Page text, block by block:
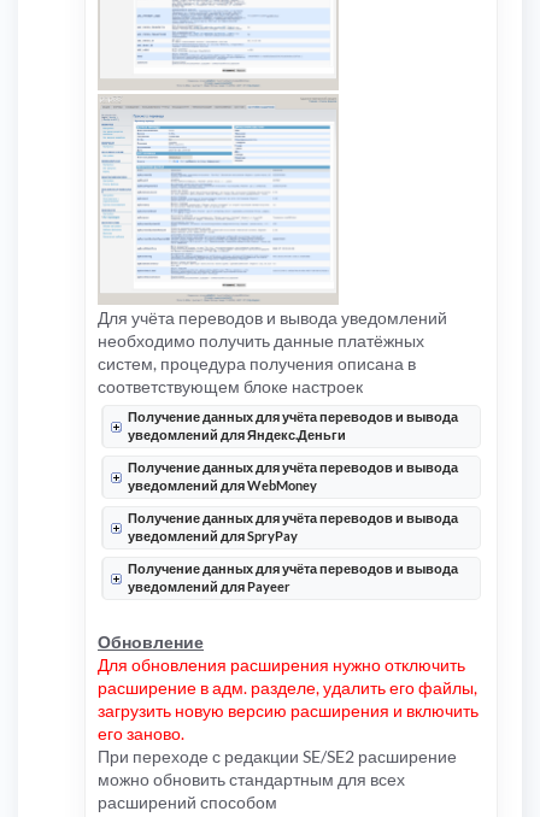
Для учёта переводов и вывода уведомлений
необходимо получить данные платёжных
систем, процедура получения описана в
соответствующем блоке настроек
Получение данных для учёта переводов и вывода
уведомлений для Яндекс.Деньги
Получение данных для учёта переводов и вывода
уведомлений для WebMoney
Получение данных для учёта переводов и вывода
уведомлений для SpryPay
Получение данных для учёта переводов и вывода
уведомлений для Payeer
Обновление
Для обновления расширения нужно отключить
расширение в адм. разделе, удалить его файлы,
загрузить новую версию расширения и включить
его заново.
При переходе с редакции SE/SE2 расширение
можно обновить стандартным для всех
расширений способом